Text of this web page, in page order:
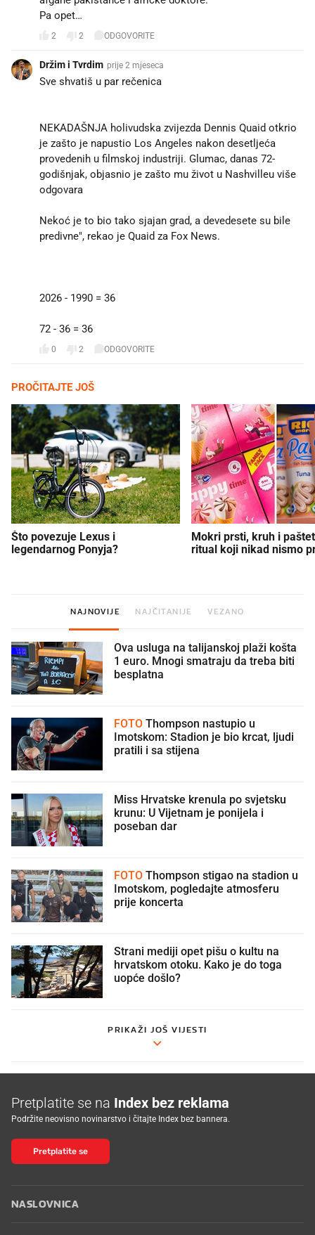
Pa opet…
2 2 ODGOVORITE
Držim i Tvrdim prije 2 mjeseca
Sve shvatiš u par rečenica
NEKADAŠNJA holivudska zvijezda Dennis Quaid otkrio
je zašto je napustio Los Angeles nakon desetljeća
provedenih u filmskoj industriji. Glumac, danas 72-
godišnjak, objasnio je zašto mu život u Nashvilleu više
odgovara
Nekoć je to bio tako sjajan grad, a devedesete su bile
predivne", rekao je Quaid za Fox News.
2026 - 1990 = 36
72 - 36 = 36
0 2 ODGOVORITE
PROČITAJTE JOŠ
Što povezuje Lexus i
legendarnog Ponyja?
Mokri prsti, kruh i
ritual koji nikad nismo
NAJNOVIJE NAJČITANIJE VEZANO
Ova usluga na talijanskoj plaži košta
1 euro. Mnogi smatraju da treba biti
besplatna
FOTO
Imotskom: Stadion je bio krcat, ljudi
pratili i sa stijena
Miss Hrvatske krenula po svjetsku
krunu: U Vijetnam je ponijela i
poseban dar
FOTO
Imotskom, pogledajte atmosferu
prije koncerta
Strani mediji opet pišu o kultu na
hrvatskom otoku. Kako je do toga
uopće došlo?
PRIKAŽI JOŠ VIJESTI
Pretplatite se na Index bez reklama
Podržite neovisno novinarstvo i čitajte Index bez bannera.
Pretplatite se
NASLOVNICA